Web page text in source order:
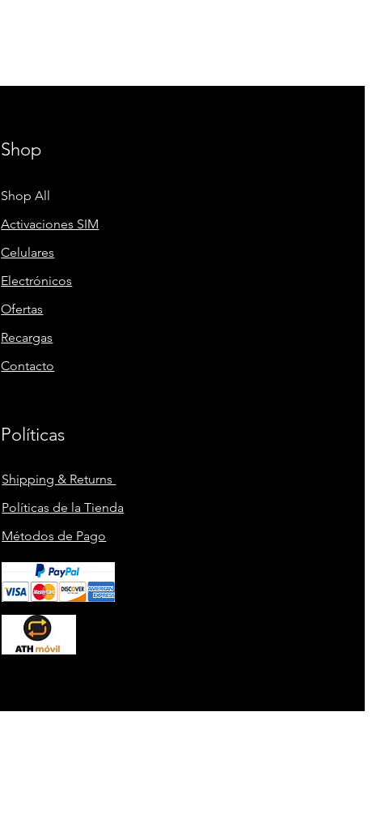
Shop
Shop All
Activaciones SIM
Celulares
Electrónicos
Ofertas
Recargas
Contacto
Políticas
Shipping & Returns
Políticas de la Tienda
Métodos de Pago